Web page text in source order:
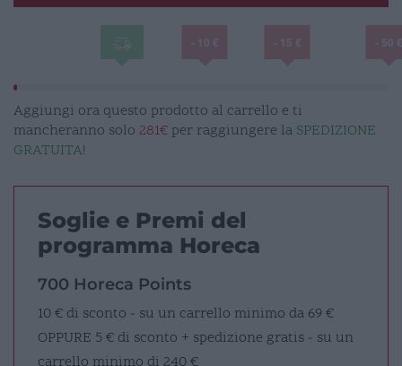
quantità
Aggiungi ora questo prodotto al carrello e ti
mancheranno solo 281€ per raggiungere la SPEDIZIONE
GRATUITA!
Soglie e Premi del
programma Horeca
700 Horeca Points
10 € di sconto - su un carrello minimo da 69 €
OPPURE 5 € di sconto + spedizione gratis - su un